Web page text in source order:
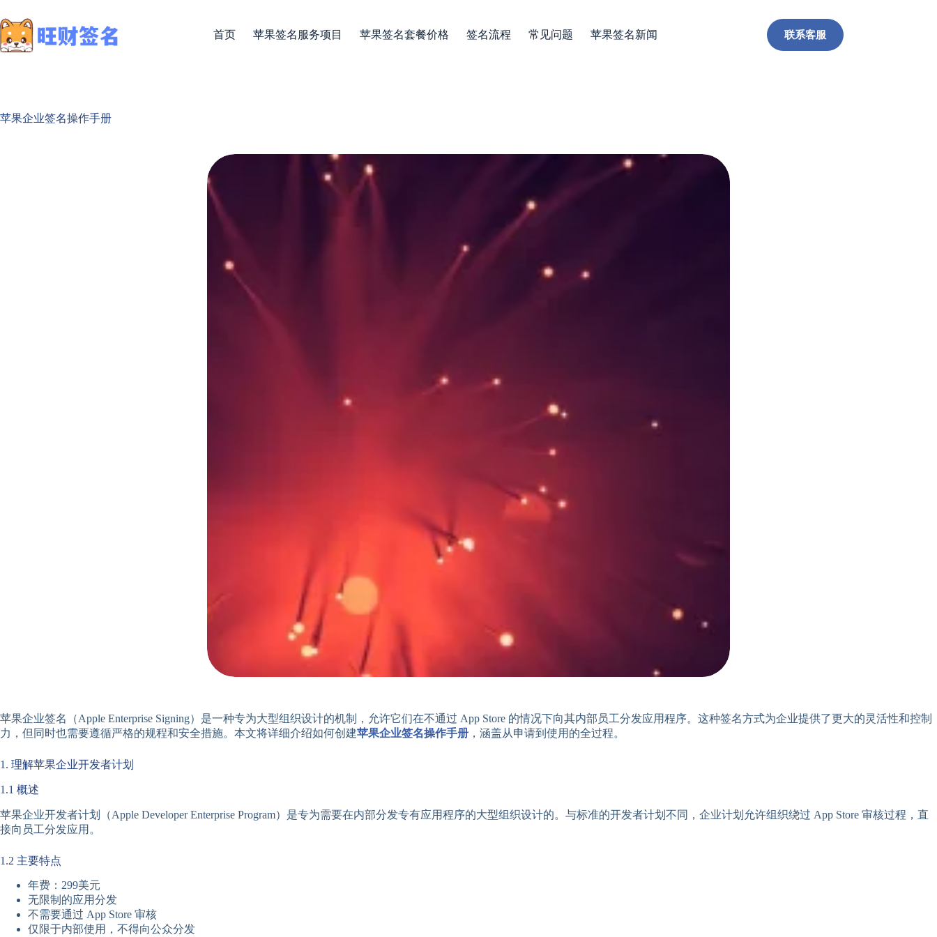
首页 苹果签名服务项目 苹果签名套餐价格 签名流程 常见问题 苹果签名新闻 联系客服
苹果企业签名操作手册
苹果企业签名（Apple Enterprise Signing）是一种专为大型组织设计的机制，允许它们在不通过 App Store 的情况下向其内部员工分发应用程序。这种签名方式为企业提供了更大的灵活性和控制
力，但同时也需要遵循严格的规程和安全措施。本文将详细介绍如何创建苹果企业签名操作手册 ，涵盖从申请到使用的全过程。
1. 理解苹果企业开发者计划
1.1 概述
苹果企业开发者计划（Apple Developer Enterprise Program）是专为需要在内部分发专有应用程序的大型组织设计的。与标准的开发者计划不同，企业计划允许组织绕过 App Store 审核过程，直
接向员工分发应用。
1.2 主要特点
年费：299美元
无限制的应用分发
不需要通过 App Store 审核
仅限于内部使用，不得向公众分发